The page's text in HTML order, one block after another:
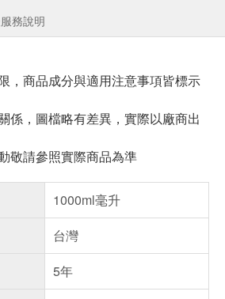
務說明
，商品成分與適用注意事項皆標示
係，圖檔略有差異，實際以廠商出
敬請參照實際商品為準
1000ml毫升
台灣
5年